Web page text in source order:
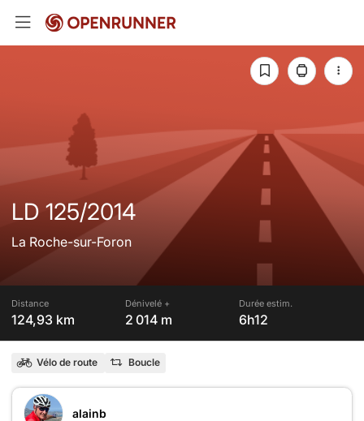
LD 125/2014
La Roche-sur-Foron
Distance
124,93 km
Dénivelé +
2 014 m
Durée estim.
6h12
Vélo de route Boucle
alainb